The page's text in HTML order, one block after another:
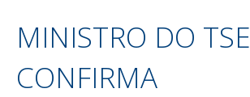
MINISTRO DO TSE
CONFIRMA